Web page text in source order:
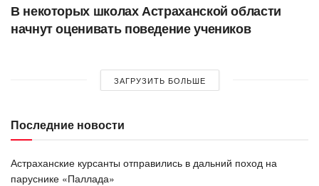
В некоторых школах Астраханской области
начнут оценивать поведение учеников
ЗАГРУЗИТЬ БОЛЬШЕ
Последние новости
Астраханские курсанты отправились в дальний поход на
паруснике «Паллада»